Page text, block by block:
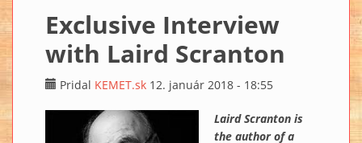
Exclusive Interview
with Laird Scranton
Pridal KEMET.sk 12. január 2018 - 18:55
Laird Scranton is
the author of a